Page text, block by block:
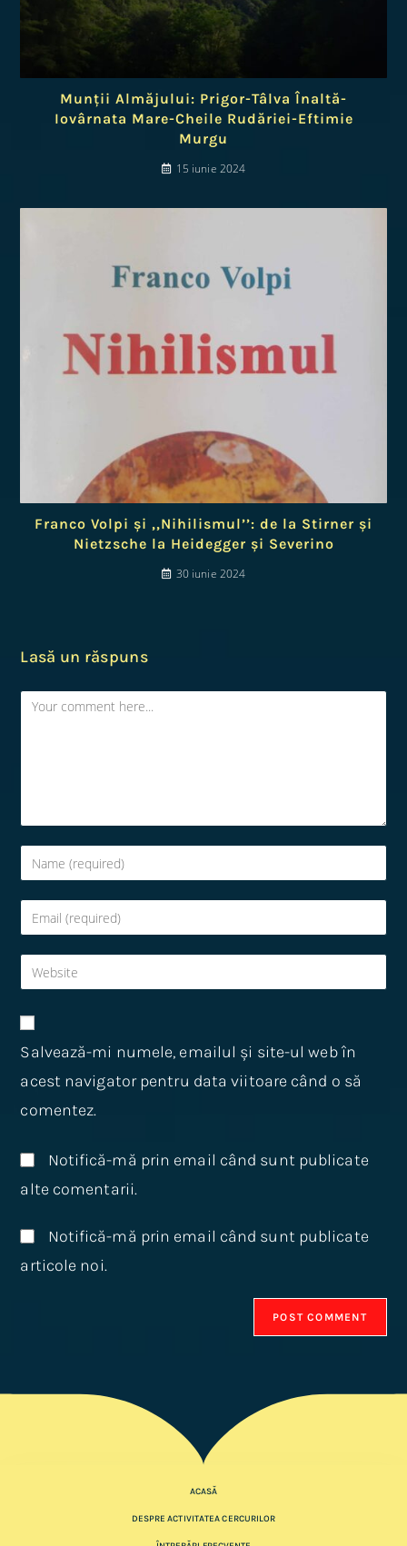
Munții Almăjului: Prigor-Tâlva Înaltă-
Iovârnata Mare-Cheile Rudăriei-Eftimie
Murgu
15 iunie 2024
Franco Volpi și ,,Nihilismul’’: de la Stirner și
Nietzsche la Heidegger și Severino
30 iunie 2024
Lasă un răspuns
Salvează-mi numele, emailul și site-ul web în
acest navigator pentru data viitoare când o să
comentez.
Notifică-mă prin email când sunt publicate
alte comentarii.
Notifică-mă prin email când sunt publicate
articole noi.
ACASĂ
DESPRE ACTIVITATEA CERCURILOR